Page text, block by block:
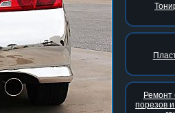
Ремонт
порезов